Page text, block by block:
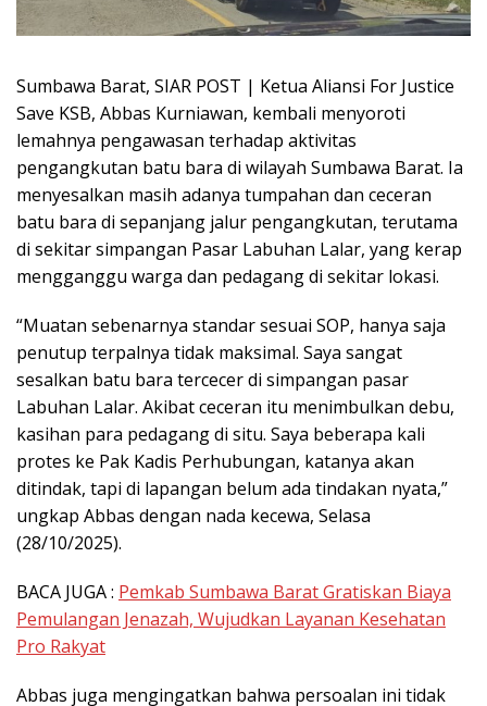
Sumbawa Barat, SIAR POST | Ketua Aliansi For Justice
Save KSB, Abbas Kurniawan, kembali menyoroti
lemahnya pengawasan terhadap aktivitas
pengangkutan batu bara di wilayah Sumbawa Barat. Ia
menyesalkan masih adanya tumpahan dan ceceran
batu bara di sepanjang jalur pengangkutan, terutama
di sekitar simpangan Pasar Labuhan Lalar, yang kerap
mengganggu warga dan pedagang di sekitar lokasi.
“Muatan sebenarnya standar sesuai SOP, hanya saja
penutup terpalnya tidak maksimal. Saya sangat
sesalkan batu bara tercecer di simpangan pasar
Labuhan Lalar. Akibat ceceran itu menimbulkan debu,
kasihan para pedagang di situ. Saya beberapa kali
protes ke Pak Kadis Perhubungan, katanya akan
ditindak, tapi di lapangan belum ada tindakan nyata,”
ungkap Abbas dengan nada kecewa, Selasa
(28/10/2025).
BACA JUGA : Pemkab Sumbawa Barat Gratiskan Biaya
Pemulangan Jenazah, Wujudkan Layanan Kesehatan
Pro Rakyat
Abbas juga mengingatkan bahwa persoalan ini tidak